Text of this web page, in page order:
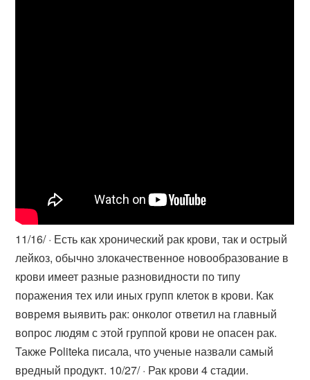
11/16/ · Есть как хронический рак крови, так и острый
лейкоз, обычно злокачественное новообразование в
крови имеет разные разновидности по типу
поражения тех или иных групп клеток в крови. Как
вовремя выявить рак: онколог ответил на главный
вопрос людям с этой группой крови не опасен рак.
Также Politeka писала, что ученые назвали самый
вредный продукт. 10/27/ · Рак крови 4 стадии.